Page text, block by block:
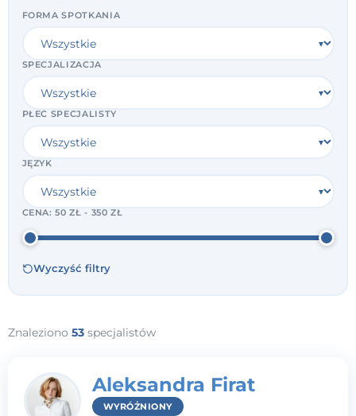
FORMA SPOTKANIA
SPECJALIZACJA
PŁEĆ SPECJALISTY
JĘZYK
CENA:50 ZŁ - 350 ZŁ
Wyczyść filtry
Znaleziono 53 specjalistów
Aleksandra Firat
WYRÓŻNIONY